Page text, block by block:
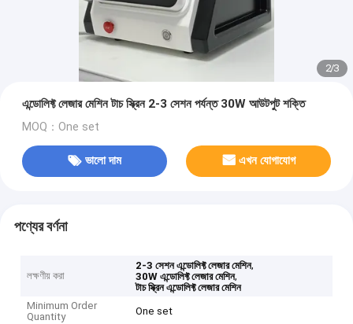
2/3
এন্ডোলিফ্ট লেজার মেশিন টাচ স্ক্রিন 2-3 সেশন পর্যন্ত 30W আউটপুট শক্তি
MOQ：One set
ভালো দাম এখন যোগাযোগ
পণ্যের বর্ণনা
লক্ষণীয় করা
2-3 সেশন এন্ডোলিফ্ট লেজার মেশিন,
30W এন্ডোলিফ্ট লেজার মেশিন,
টাচ স্ক্রিন এন্ডোলিফ্ট লেজার মেশিন
Minimum Order
Quantity
One set